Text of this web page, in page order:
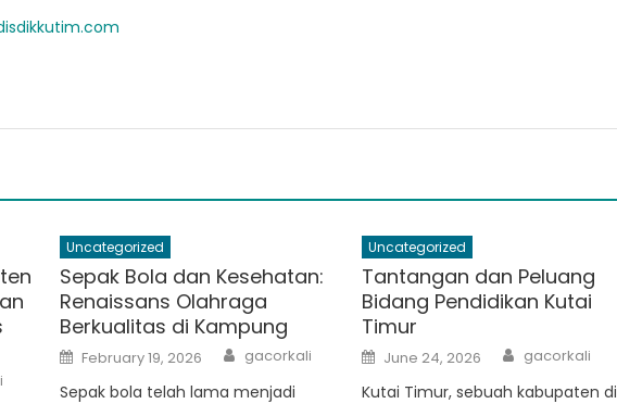
Uncategorized
Sepak Bola dan Kesehatan:
Renaissans Olahraga
Berkualitas di Kampung
Posted
on
February 19, 2026 Author
gacorkali
Sepak bola telah lama menjadi
Uncategorized
Tantangan dan Peluang
Bidang Pendidikan Kutai
Timur
Posted
on
June 24, 2026 Author
gacorkali
Kutai Timur, sebuah kabupaten di